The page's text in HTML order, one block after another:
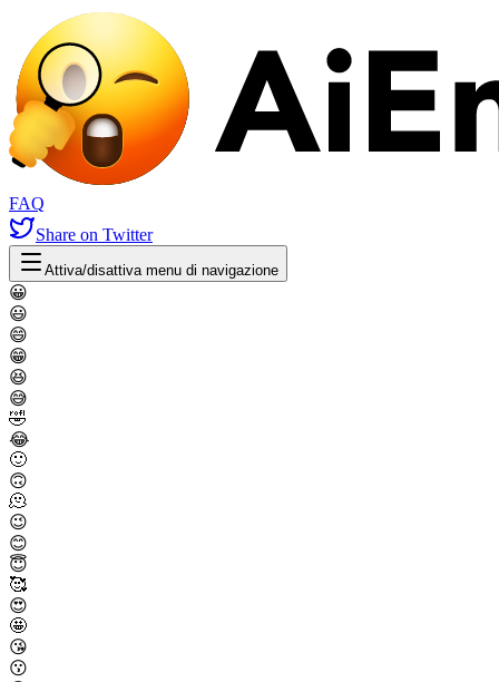
FAQ
Share on Twitter
Attiva/disattiva menu di navigazione
😀
😃
😄
😁
😆
😅
🤣
😂
🙂
🙃
🫠
😉
😊
😇
🥰
😍
🤩
😘
😗